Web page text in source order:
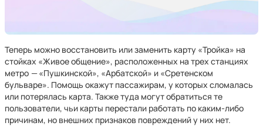
Теперь можно восстановить или заменить карту «Тройка» на
стойках «Живое общение», расположенных на трех станциях
метро —«Пушкинской», «Арбатской» и «Сретенском
бульваре». Помощь окажут пассажирам, у которых сломалась
или потерялась карта. Также туда могут обратиться те
пользователи, чьи карты перестали работать по каким-либо
причинам, но внешних признаков повреждений у них нет.